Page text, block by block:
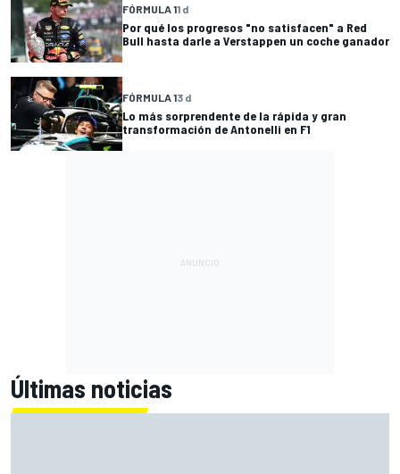
FÓRMULA 11 d
Por qué los progresos "no satisfacen" a Red
Bull hasta darle a Verstappen un coche ganador
FÓRMULA 13 d
Lo más sorprendente de la rápida y gran
transformación de Antonelli en F1
Últimas noticias